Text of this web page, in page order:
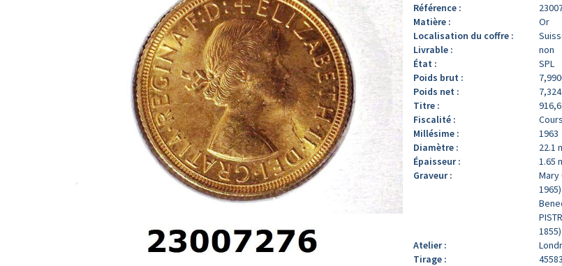
Référence :
Matière :
Or
Localisation du coffre :
Livrable :
non
État :
SPL
Poids brut :
Poids net :
Titre :
Fiscalité :
Millésime :
1963
Diamètre :
22.1
Épaisseur :
1.65
Graveur :
Mary
1965)
1855)
Atelier :
Tirage :